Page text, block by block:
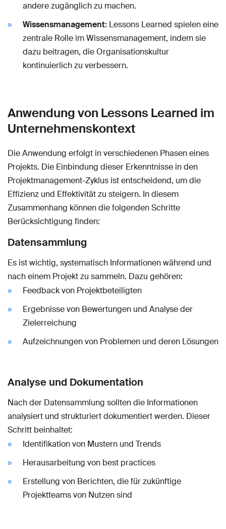
andere zugänglich zu machen.
Wissensmanagement: Lessons Learned spielen eine
zentrale Rolle im Wissensmanagement, indem sie
dazu beitragen, die Organisationskultur
kontinuierlich zu verbessern.
Anwendung von Lessons Learned im
Unternehmenskontext
Die Anwendung erfolgt in verschiedenen Phasen eines
Projekts. Die Einbindung dieser Erkenntnisse in den
Projektmanagement-Zyklus ist entscheidend, um die
Effizienz und Effektivität zu steigern. In diesem
Zusammenhang können die folgenden Schritte
Berücksichtigung finden:
Datensammlung
Es ist wichtig, systematisch Informationen während und
nach einem Projekt zu sammeln. Dazu gehören:
Feedback von Projektbeteiligten
Ergebnisse von Bewertungen und Analyse der
Zielerreichung
Aufzeichnungen von Problemen und deren Lösungen
Analyse und Dokumentation
Nach der Datensammlung sollten die Informationen
analysiert und strukturiert dokumentiert werden. Dieser
Schritt beinhaltet:
Identifikation von Mustern und Trends
Herausarbeitung von best practices
Erstellung von Berichten, die für zukünftige
Projektteams von Nutzen sind